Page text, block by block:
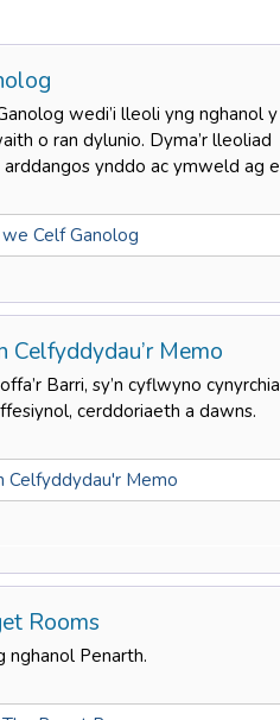
wedi’i lleoli yng nghanol
o ran dylunio. Dyma’r lleoliad
ynddo ac ymweld ag
Celf Ganolog
Celfyddydau’r Memo
Barri, sy’n cyflwyno
cerddoriaeth a dawns.
Celfyddydau'r Memo
Rooms
nghanol Penarth.